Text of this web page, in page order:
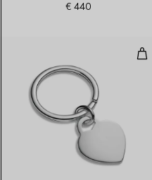
Messing
€ 440